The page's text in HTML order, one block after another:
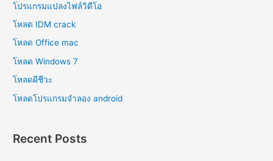
โปรแกรมแปลงไฟล์วิดีโอ
โหลด IDM crack
โหลด Office mac
โหลด Windows 7
โหลดผีชีวะ
โหลดโปรแกรมจําลอง android
Recent Posts